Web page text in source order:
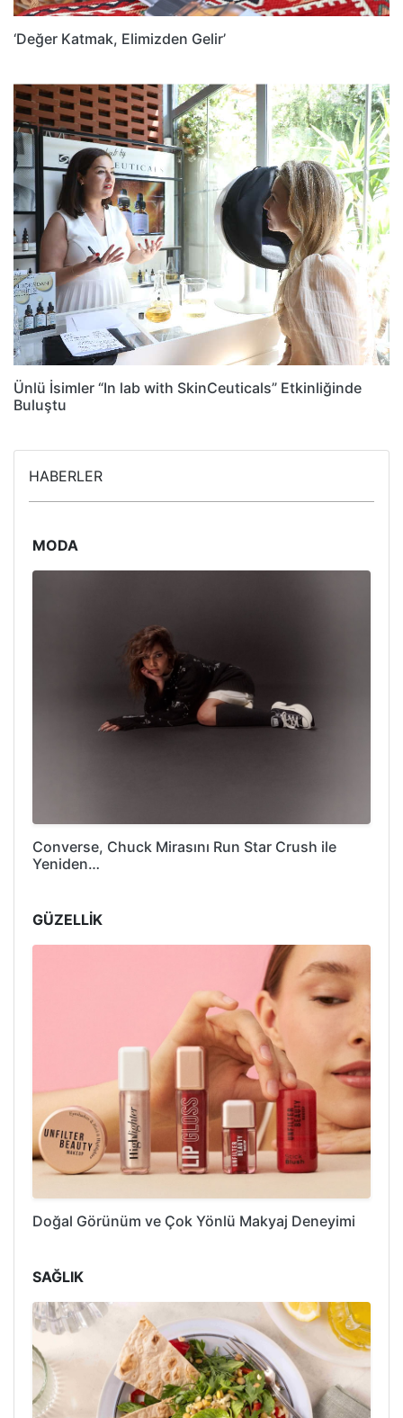
‘Değer Katmak, Elimizden Gelir’
Ünlü İsimler “In lab with SkinCeuticals” Etkinliğinde
Buluştu
HABERLER
MODA
Converse, Chuck Mirasını Run Star Crush ile
Yeniden…
GÜZELLİK
Doğal Görünüm ve Çok Yönlü Makyaj Deneyimi
SAĞLIK